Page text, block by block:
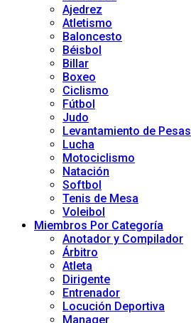
Ajedrez
Atletismo
Baloncesto
Béisbol
Billar
Boxeo
Ciclismo
Fútbol
Judo
Levantamiento de Pesas
Lucha
Motociclismo
Natación
Softbol
Tenis de Mesa
Voleibol
Miembros Por Categoría
Anotador y Compilador
Árbitro
Atleta
Dirigente
Entrenador
Locución Deportiva
Manager